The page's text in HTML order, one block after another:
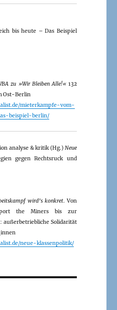
bis heute – Das Beispiel
zu »Wir Bleiben Alle!«132
Ost-Berlin
mieterkampfe-vom-
beispiel-berlin/
analyse & kritik (Hg.) Neue
gegen Rechtsruck und
wird’s konkret. Von
the Miners bis zur
außerbetriebliche Solidarität
neue-klassenpolitik/